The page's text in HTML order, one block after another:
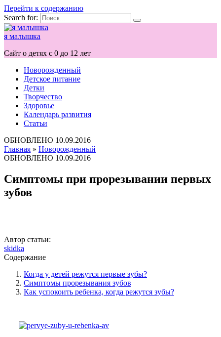
Перейти к содержанию
Search for:
я малышка
Сайт о детях с 0 до 12 лет
Новорожденный
Детское питание
Детки
Творчество
Здоровье
Календарь развития
Статьи
ОБНОВЛЕНО 10.09.2016
Главная » Новорожденный
ОБНОВЛЕНО 10.09.2016
Симптомы при прорезывании первых
зубов
Автор статьи:
skidka
Содержание
Когда у детей режутся первые зубы?
Симптомы прорезывания зубов
Как успокоить ребенка, когда режутся зубы?